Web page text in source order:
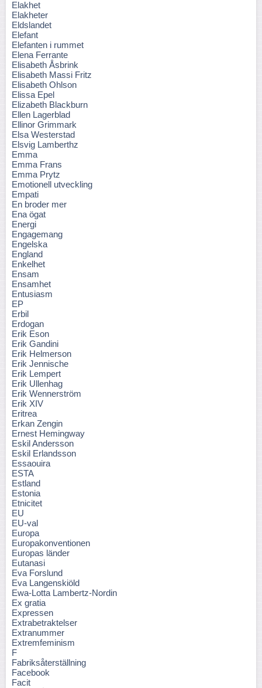
Elakhet
Elakheter
Eldslandet
Elefant
Elefanten i rummet
Elena Ferrante
Elisabeth Åsbrink
Elisabeth Massi Fritz
Elisabeth Ohlson
Elissa Epel
Elizabeth Blackburn
Ellen Lagerblad
Ellinor Grimmark
Elsa Westerstad
Elsvig Lamberthz
Emma
Emma Frans
Emma Prytz
Emotionell utveckling
Empati
En broder mer
Ena ögat
Energi
Engagemang
Engelska
England
Enkelhet
Ensam
Ensamhet
Entusiasm
EP
Erbil
Erdogan
Erik Eson
Erik Gandini
Erik Helmerson
Erik Jennische
Erik Lempert
Erik Ullenhag
Erik Wennerström
Erik XIV
Eritrea
Erkan Zengin
Ernest Hemingway
Eskil Andersson
Eskil Erlandsson
Essaouira
ESTA
Estland
Estonia
Etnicitet
EU
EU-val
Europa
Europakonventionen
Europas länder
Eutanasi
Eva Forslund
Eva Langenskiöld
Ewa-Lotta Lambertz-Nordin
Ex gratia
Expressen
Extrabetraktelser
Extranummer
Extremfeminism
F
Fabriksåterställning
Facebook
Facit